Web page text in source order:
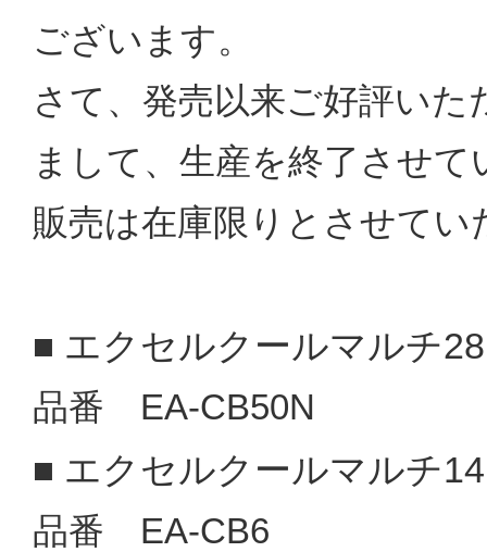
ございます。
さて、発売以来ご好評い
まして、生産を終了させ
販売は在庫限りとさせてい
■ エクセルクールマルチ
品番 EA‐CB50N
■ エクセルクールマルチ
品番 EA‐CB6